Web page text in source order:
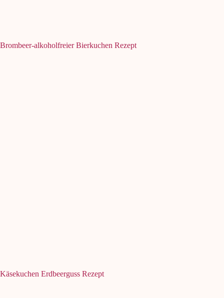
Brombeer-alkoholfreier Bierkuchen Rezept
Käsekuchen Erdbeerguss Rezept